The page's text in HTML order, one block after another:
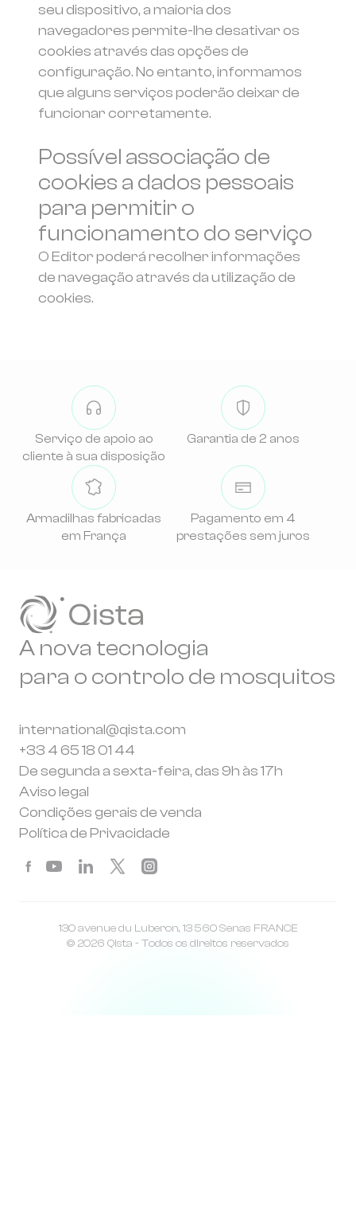
seu dispositivo, a maioria dos
navegadores permite-lhe desativar os
cookies através das opções de
configuração. No entanto, informamos
que alguns serviços poderão deixar de
funcionar corretamente.
Possível associação de
cookies a dados pessoais
para permitir o
funcionamento do serviço
O Editor poderá recolher informações
de navegação através da utilização de
cookies.
Serviço de apoio ao
cliente à sua disposição
Garantia de 2 anos
Armadilhas fabricadas
em França
Pagamento em 4
prestações sem juros
A nova tecnologia
para o controlo de mosquitos
international@qista.com
+33 4 65 18 01 44
De segunda a sexta-feira, das 9h às 17h
Aviso legal
Condições gerais de venda
Política de Privacidade
130 avenue du Luberon, 13 560 Senas FRANCE
© 2026 Qista - Todos os direitos reservados